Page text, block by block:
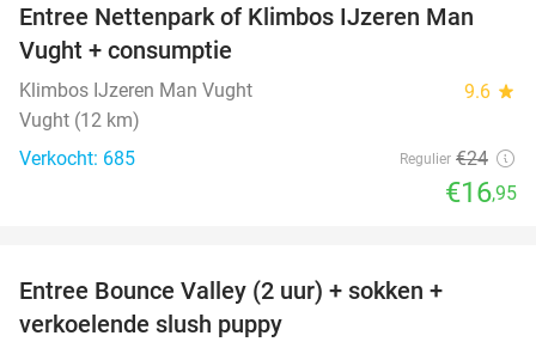
29%
Entree Nettenpark of Klimbos IJzeren Man
Vught + consumptie
Klimbos IJzeren Man Vught 9.6 star
Vught (12 km)
Verkocht: 685
Regulier €24
€16,95
Entree Bounce Valley (2 uur) + sokken +
verkoelende slush puppy